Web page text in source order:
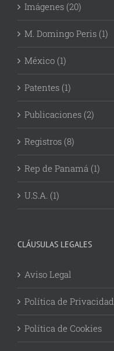
Imágenes (20)
M. Domingo Peris (1)
México (1)
Patentes (1)
Publicaciones (2)
Registros (8)
Rep de Panamá (1)
U.S.A. (1)
CLÁUSULAS LEGALES
Aviso Legal
Política de Privacidad
Política de Cookies